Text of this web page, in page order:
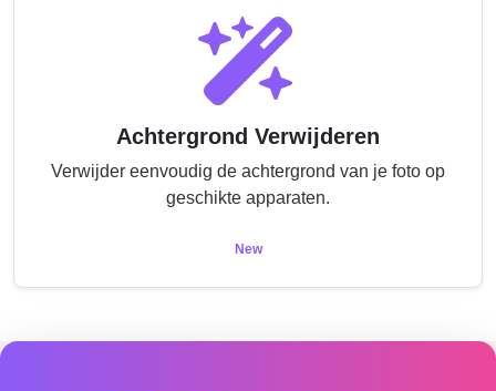
Achtergrond Verwijderen
Verwijder eenvoudig de achtergrond van je foto op
geschikte apparaten.
New